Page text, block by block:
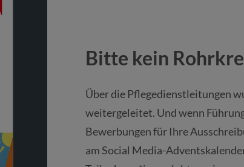
Bitte kein
Über die Pflegedienstleitungen
weitergeleitet. Und wenn
Bewerbungen für Ihre
am Social Media-